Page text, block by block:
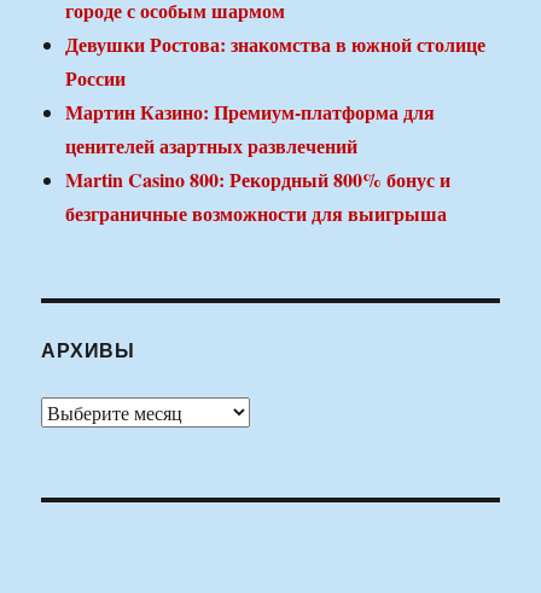
городе с особым шармом
Девушки Ростова: знакомства в южной столице
России
Мартин Казино: Премиум-платформа для
ценителей азартных развлечений
Martin Casino 800: Рекордный 800% бонус и
безграничные возможности для выигрыша
АРХИВЫ
Архивы